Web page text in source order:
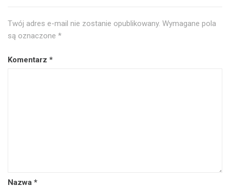
Twój adres e-mail nie zostanie opublikowany. Wymagane pola
są oznaczone *
Komentarz *
Nazwa *